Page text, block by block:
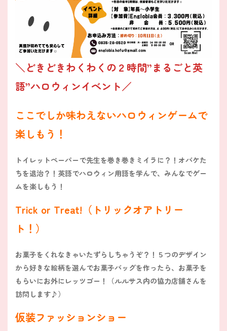
＼どきどきわくわくの２時間”まるごと英
語”ハロウィンイベント／
ここでしか味わえないハロウィンゲームで
楽しもう！
トイレットペーパーで先生を巻き巻きミイラに？！オバケた
ちを退治？！英語でハロウィン用語を学んで、みんなでゲー
ムを楽しもう！
Trick or Treat!（トリックオアトリー
ト！）
お菓子をくれなきゃいたずらしちゃうぞ？！５つのデザイン
から好きな絵柄を選んでお菓子バッグを作ったら、お菓子を
もらいにお外にレッツゴー！（ルルサス内の協力店舗さんを
訪問します♪）
仮装ファッションショー